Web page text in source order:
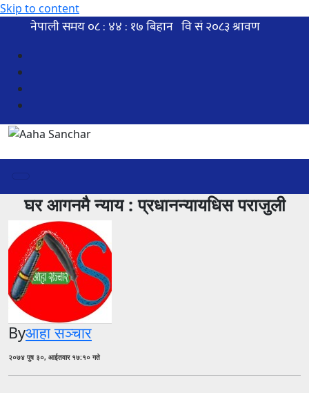
Skip to content
घर आगनमै न्याय : प्रधानन्यायधिस पराजुली
Byआहा सञ्चार
२०७४ पुष ३०, आईतवार १७:१० गते